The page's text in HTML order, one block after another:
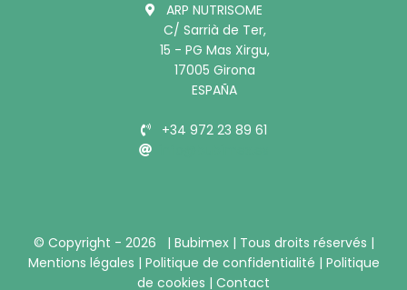
ARP NUTRISOME
C/ Sarrià de Ter,
15 - PG Mas Xirgu,
17005 Girona
ESPAÑA
+34 972 23 89 61
© Copyright - 2026 | Bubimex | Tous droits réservés |
Mentions légales | Politique de confidentialité | Politique
de cookies | Contact